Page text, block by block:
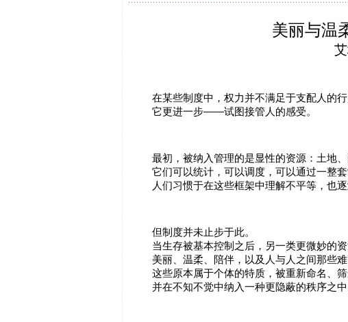
美丽与温
在某些制度中，权力并不满足于支配人的行
它更进一步——试图接管人的感受。
最初，被纳入管理的是显性的资源：土地、
它们可以统计，可以调度，可以通过一整套
人们习惯于在这些框架中理解不平等，也逐
但制度并未止步于此。
当生存被基本控制之后，另一类更微妙的
美丽、温柔、陪伴，以及人与人之间那些
这些原本属于个体的特质，被重新命名、筛
并在不知不觉中纳入一种更隐蔽的秩序之中